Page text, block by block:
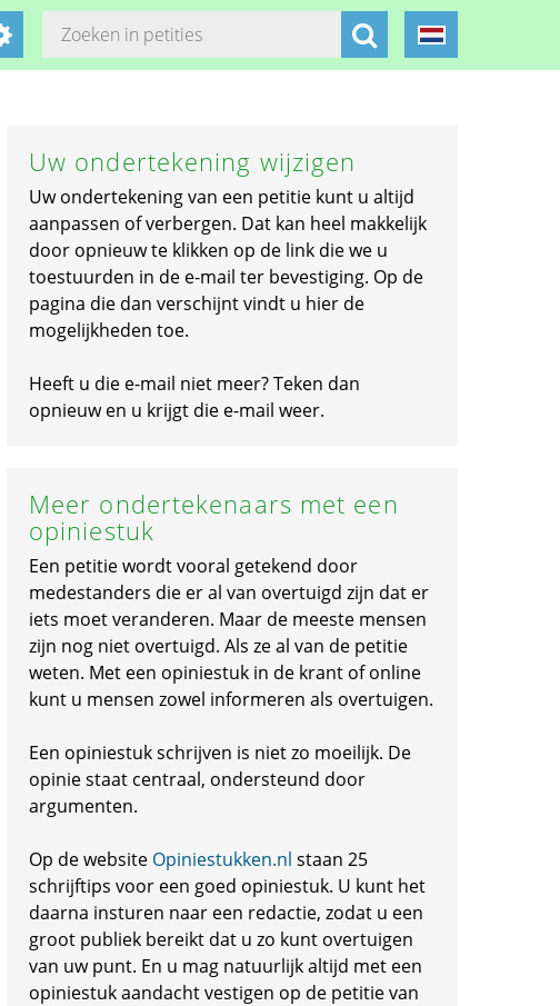
Uw ondertekening wijzigen
Uw ondertekening van een petitie kunt u altijd
aanpassen of verbergen. Dat kan heel makkelijk
door opnieuw te klikken op de link die we u
toestuurden in de e-mail ter bevestiging. Op de
pagina die dan verschijnt vindt u hier de
mogelijkheden toe.
Heeft u die e-mail niet meer? Teken dan
opnieuw en u krijgt die e-mail weer.
Meer ondertekenaars met een
opiniestuk
Een petitie wordt vooral getekend door
medestanders die er al van overtuigd zijn dat er
iets moet veranderen. Maar de meeste mensen
zijn nog niet overtuigd. Als ze al van de petitie
weten. Met een opiniestuk in de krant of online
kunt u mensen zowel informeren als overtuigen.
Een opiniestuk schrijven is niet zo moeilijk. De
opinie staat centraal, ondersteund door
argumenten.
Op de website Opiniestukken.nl staan 25
schrijftips voor een goed opiniestuk. U kunt het
daarna insturen naar een redactie, zodat u een
groot publiek bereikt dat u zo kunt overtuigen
van uw punt. En u mag natuurlijk altijd met een
opiniestuk aandacht vestigen op de petitie van